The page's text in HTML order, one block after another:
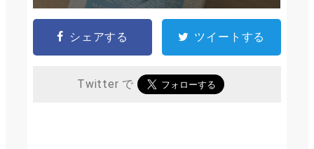
シェアする ツイートする
Twitter で